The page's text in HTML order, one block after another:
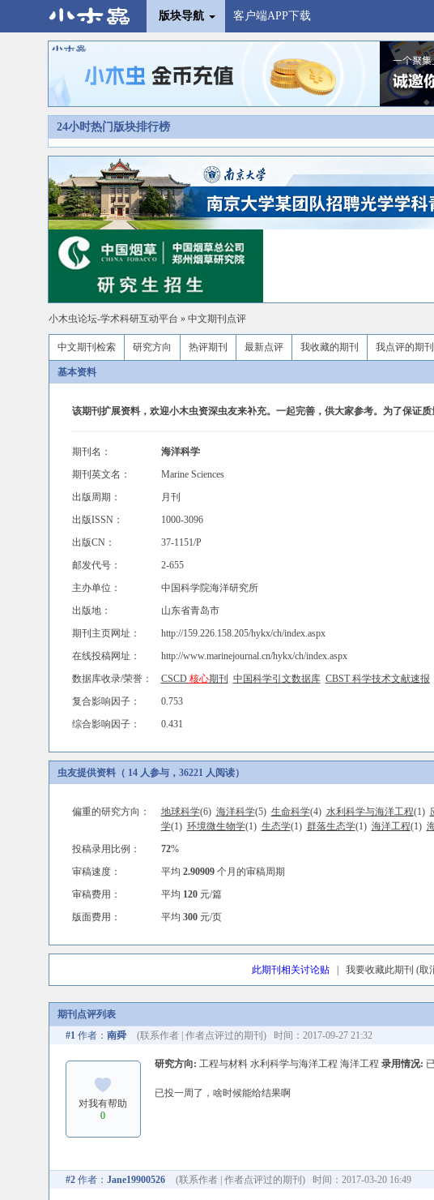
版块导航 客户端APP下载
24小时热门版块排行榜
小木虫论坛-学术科研互动平台 » 中文期刊点评
中文期刊检索 研究方向 热评期刊 最新点评 我收藏的期刊 我点评的期刊
基本资料
该期刊扩展资料，欢迎小木虫资深虫友来补充。一起完善，供大家参考。为了保证
期刊名： 海洋科学
期刊英文名：
Marine Sciences
出版周期：
月刊
出版ISSN：
1000-3096
出版CN：
37-1151/P
邮发代号：
2-655
主办单位：
中国科学院海洋研究所
出版地：
山东省青岛市
期刊主页网址：
http://159.226.158.205/hykx/ch/index.aspx
在线投稿网址：
http://www.marinejournal.cn/hykx/ch/index.aspx
数据库收录/荣誉：
CSCD 核心期刊 中国科学引文数据库 CBST 科学技术文献速报
复合影响因子：
0.753
综合影响因子：
0.431
虫友提供资料（ 14 人参与，36221 人阅读）
偏重的研究方向： 地球科学(6) 海洋科学(5) 生命科学(4) 水利科学与海洋工程(1)
学(1) 环境微生物学(1) 生态学(1) 群落生态学(1) 海洋工程(1)
投稿录用比例：
72%
审稿速度：
平均 2.90909个月的审稿周期
审稿费用：
平均 120元/篇
版面费用：
平均 300元/页
此期刊相关讨论贴| 我要收藏此期刊 (取
期刊点评列表
#1作者： 南舜 (联系作者| 作者点评过的期刊 ) 时间：2017-09-27 21:32
对我有帮助
0
研究方向: 工程与材料 水利科学与海洋工程 海洋工程 录用情况:
已投一周了，啥时候能给结果啊
#2作者： Jane19900526 (联系作者| 作者点评过的期刊 ) 时间：2017-03-20 16:49